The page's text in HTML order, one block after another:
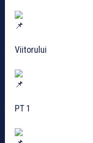
Viitorului
PT 1